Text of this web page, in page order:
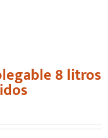
8 litros